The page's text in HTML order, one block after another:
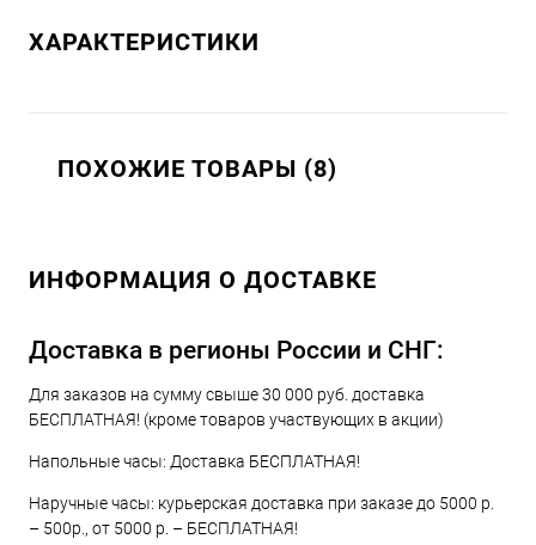
ХАРАКТЕРИСТИКИ
ПОХОЖИЕ ТОВАРЫ (8)
ИНФОРМАЦИЯ О ДОСТАВКЕ
Доставка в регионы России и СНГ:
Для заказов на сумму свыше 30 000 руб. доставка
БЕСПЛАТНАЯ! (кроме товаров участвующих в акции)
Напольные часы: Доставка БЕСПЛАТНАЯ!
Наручные часы: курьерская доставка при заказе до 5000 р.
– 500р., от 5000 р. – БЕСПЛАТНАЯ!